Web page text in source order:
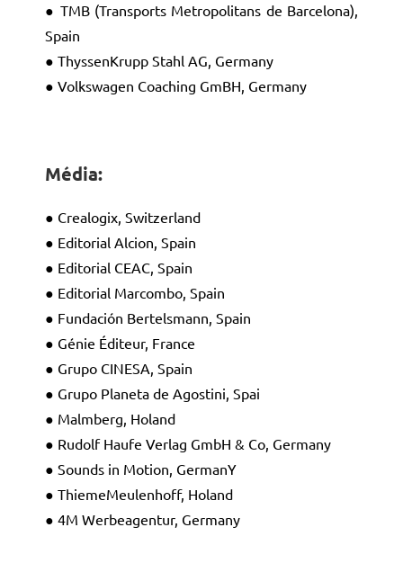
● TMB (Transports Metropolitans de Barcelona),
Spain
● ThyssenKrupp Stahl AG, Germany
● Volkswagen Coaching GmBH, Germany
Média:
● Crealogix, Switzerland
● Editorial Alcion, Spain
● Editorial CEAC, Spain
● Editorial Marcombo, Spain
● Fundación Bertelsmann, Spain
● Génie Éditeur, France
● Grupo CINESA, Spain
● Grupo Planeta de Agostini, Spai
● Malmberg, Holand
● Rudolf Haufe Verlag GmbH & Co, Germany
● Sounds in Motion, GermanY
● ThiemeMeulenhoff, Holand
● 4M Werbeagentur, Germany